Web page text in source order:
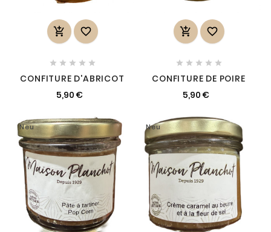
 
    
CONFITURE D'ABRICOT
5,90 €
 
    
CONFITURE DE POIRE
5,90 €
Neu Neu